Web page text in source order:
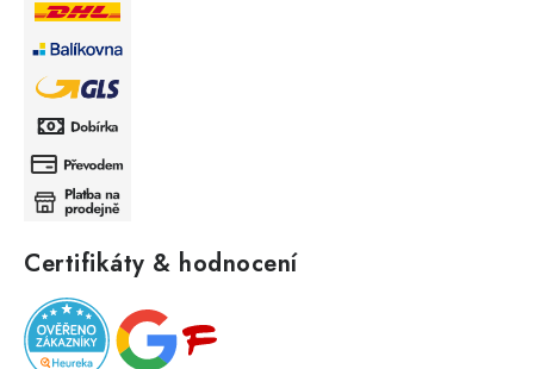
Certifikáty & hodnocení